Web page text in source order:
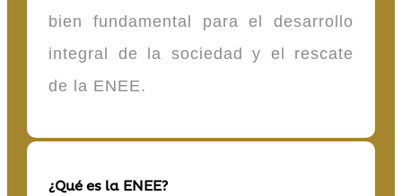
bien fundamental para el desarrollo
integral de la sociedad y el rescate
de la ENEE.
¿Qué es la ENEE?